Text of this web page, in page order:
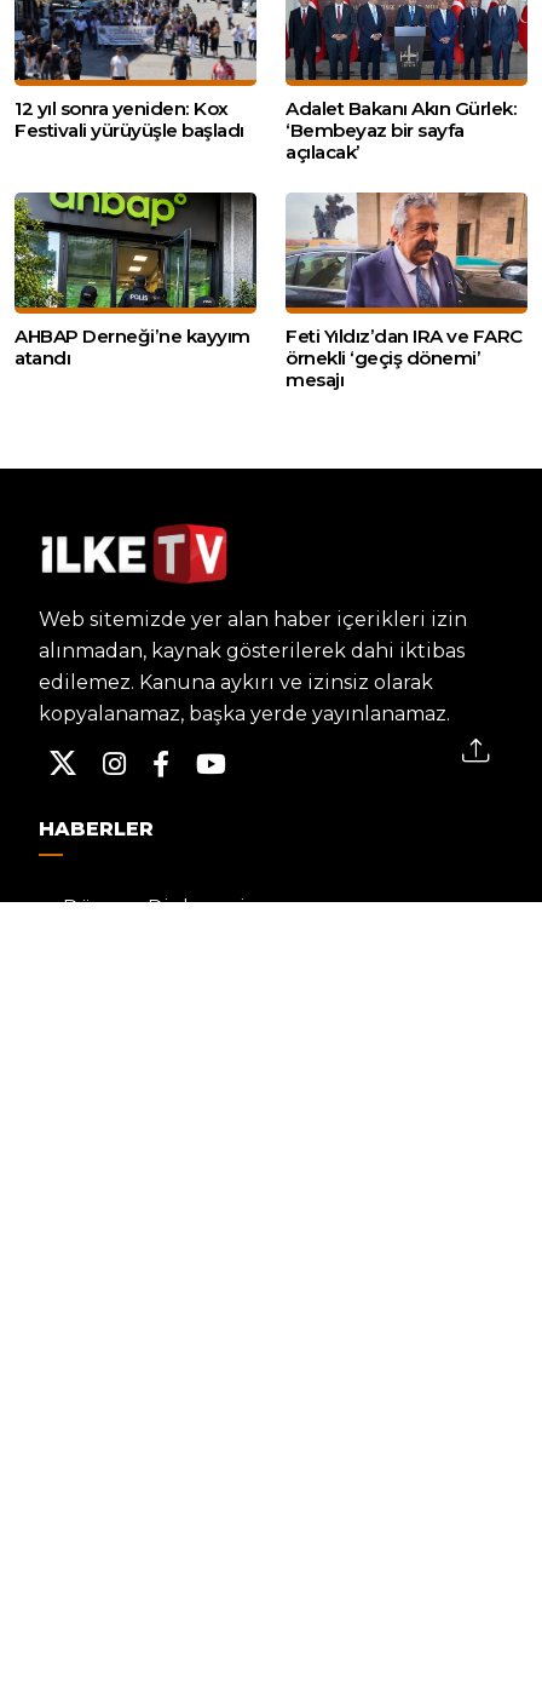
12 yıl sonra yeniden: Kox
Festivali yürüyüşle başladı
Adalet Bakanı Akın Gürlek:
‘Bembeyaz bir sayfa
açılacak’
AHBAP Derneği’ne kayyım
atandı
Feti Yıldız’dan IRA ve FARC
örnekli ‘geçiş dönemi’
mesajı
Web sitemizde yer alan haber içerikleri izin
alınmadan, kaynak gösterilerek dahi iktibas
edilemez. Kanuna aykırı ve izinsiz olarak
kopyalanamaz, başka yerde yayınlanamaz.
HABERLER
Dünya – Diplomasi